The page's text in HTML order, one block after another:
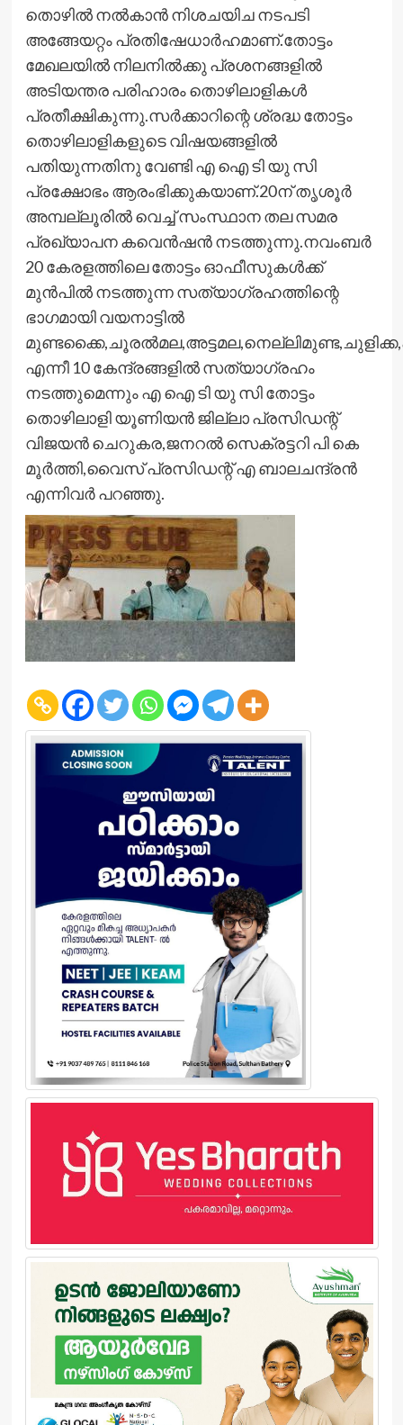
തൊഴില്‍ നല്‍കാന്‍ നിശചയിച നടപടി
അങ്ങേയറ്റം പ്രതിഷേധാര്‍ഹമാണ്.തോട്ടം
മേഖലയില്‍ നിലനില്‍ക്കു പ്രശനങ്ങളില്‍
അടിയന്തര പരിഹാരം തൊഴിലാളികള്‍
പ്രതീക്ഷികുന്നു.സര്‍ക്കാറിന്റെ ശ്രദ്ധ തോട്ടം
തൊഴിലാളികളുടെ വിഷയങ്ങളില്‍
പതിയുന്നതിനു വേണ്ടി എ ഐ ടി യു സി
പ്രക്ഷോഭം ആരംഭിക്കുകയാണ്.20ന് തൃശൂര്‍
അമ്പല്ലൂരില്‍ വെച്ച് സംസ്ഥാന തല സമര
പ്രഖ്യാപന കവെന്‍ഷന്‍ നടത്തുന്നു.നവംബര്‍
20 കേരളത്തിലെ തോട്ടം ഓഫീസുകള്‍ക്ക്
മുന്‍പില്‍ നടത്തുന്ന സത്യാഗ്രഹത്തിന്റെ
ഭാഗമായി വയനാട്ടില്‍
എന്നീ 10 കേന്ദ്രങ്ങളില്‍ സത്യാഗ്രഹം
നടത്തുമെന്നും എ ഐ ടി യു സി തോട്ടം
തൊഴിലാളി യൂണിയന്‍ ജില്ലാ പ്രസിഡന്റ്
വിജയന്‍ ചെറുകര,ജനറല്‍ സെക്രട്ടറി പി കെ
മൂര്‍ത്തി,വൈസ് പ്രസിഡന്റ് എ ബാലചന്ദ്രന്‍
എന്നിവര്‍ പറഞ്ഞു.